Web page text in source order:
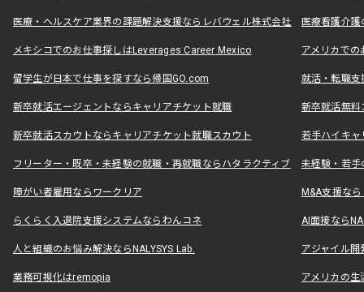
医療・ヘルスケア業界の課題解決支援ならレバウェル株式会社 医療看護介
メキシコでのお仕事探しはLeverages Career Mexico アメリカで
留学生が日本で仕事を探すなら帰国GO.com 就活・転職
新卒就活エージェントならキャリアチケット就職 新卒就活無料
新卒就活スカウトならキャリアチケット就職スカウト 若手ハイキ
フリーター・既卒・未経験の就職・再就職ならハタラクティブ 未経験・若手
障がい者雇用ならワークリア M&A支援な
らくらく入退院支援システムならわんコネ AI面接なら
人と組織のお悩み解決ならNALYSYS Lab. アジャイル
業務可視化はremopia アメリカの